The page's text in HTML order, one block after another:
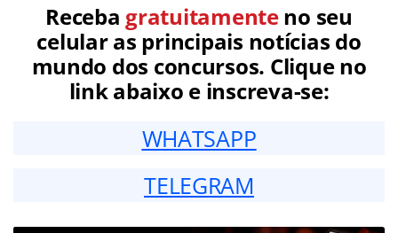
Receba gratuitamenteno seu
celular as principais notícias do
mundo dos concursos. Clique no
link abaixo e inscreva-se:
WHATSAPP
TELEGRAM